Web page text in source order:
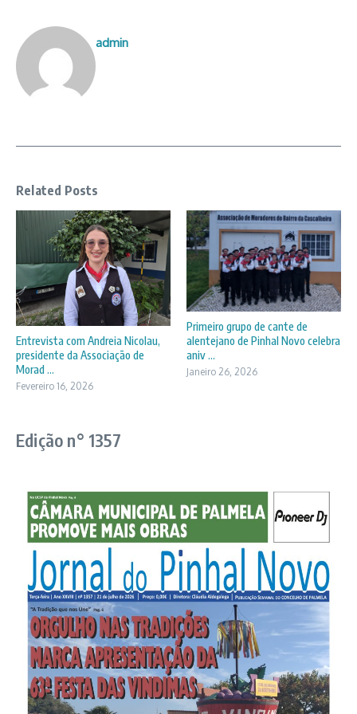
admin
Related Posts
Entrevista com Andreia Nicolau,
presidente da Associação de
Morad ...
Fevereiro 16, 2026
Primeiro grupo de cante de
alentejano de Pinhal Novo celebra
aniv ...
Janeiro 26, 2026
Edição n° 1357